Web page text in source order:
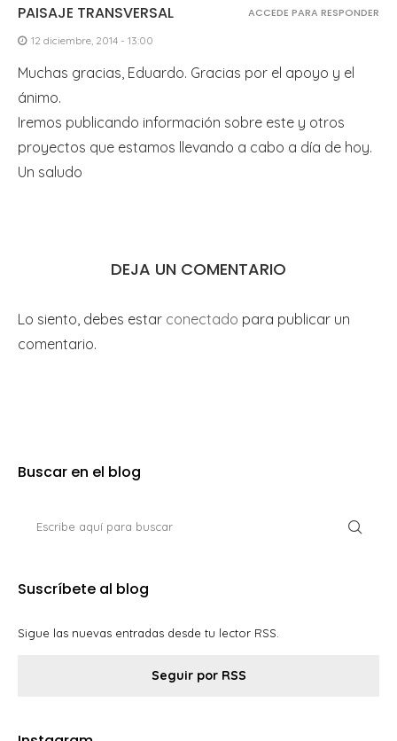
PAISAJE TRANSVERSAL
12 diciembre, 2014 - 13:00
Muchas gracias, Eduardo. Gracias por el apoyo y el
ánimo.
Iremos publicando información sobre este y otros
proyectos que estamos llevando a cabo a día de hoy.
Un saludo
ACCEDE PARA RESPONDER
DEJA UN COMENTARIO
Lo siento, debes estar conectado para publicar un
comentario.
Buscar en el blog
Suscríbete al blog
Sigue las nuevas entradas desde tu lector RSS.
Seguir por RSS